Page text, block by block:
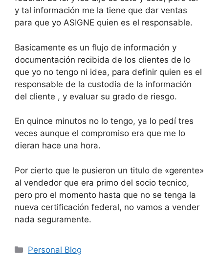
y tal información me la tiene que dar ventas
para que yo ASIGNE quien es el responsable.
Basicamente es un flujo de información y
documentación recibida de los clientes de lo
que yo no tengo ni idea, para definir quien es el
responsable de la custodia de la información
del cliente , y evaluar su grado de riesgo.
En quince minutos no lo tengo, ya lo pedí tres
veces aunque el compromiso era que me lo
dieran hace una hora.
Por cierto que le pusieron un titulo de «gerente»
al vendedor que era primo del socio tecnico,
pero pro el momento hasta que no se tenga la
nueva certificación federal, no vamos a vender
nada seguramente.
Categorías
Personal Blog